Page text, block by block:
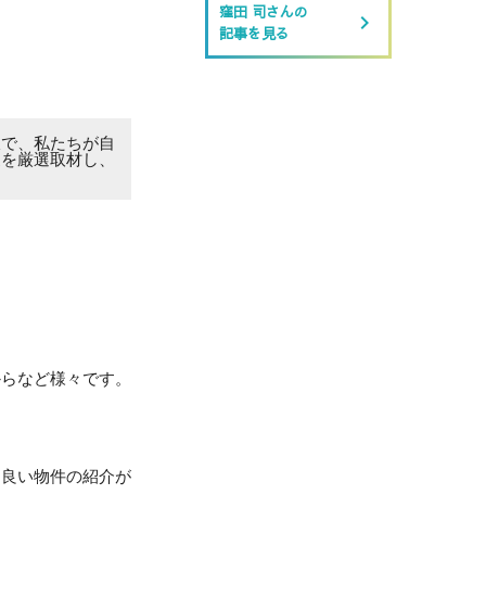
、私たちが自
厳選取材し、
など様々です。
い物件の紹介が
窪田 司さんの
記事を見る
keyboard_arrow_right